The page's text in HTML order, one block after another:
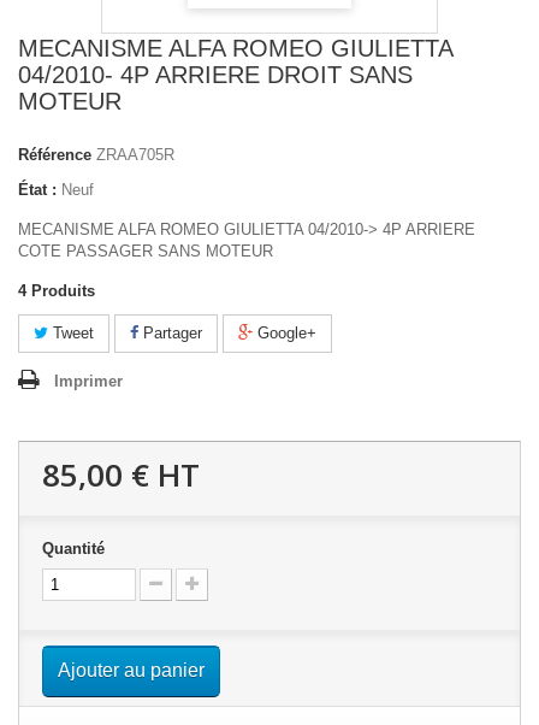
MECANISME ALFA ROMEO GIULIETTA
04/2010- 4P ARRIERE DROIT SANS
MOTEUR
Référence ZRAA705R
État : Neuf
MECANISME ALFA ROMEO GIULIETTA 04/2010-> 4P ARRIERE
COTE PASSAGER SANS MOTEUR
4 Produits
Tweet Partager Google+
Imprimer
85,00 € HT
Quantité
Ajouter au panier